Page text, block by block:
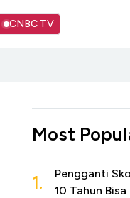
CNBC TV
Most
1.
Pengganti
10 Tahun